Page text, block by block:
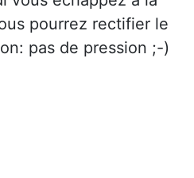
pourrez rectifier le
pas de pression ;-)